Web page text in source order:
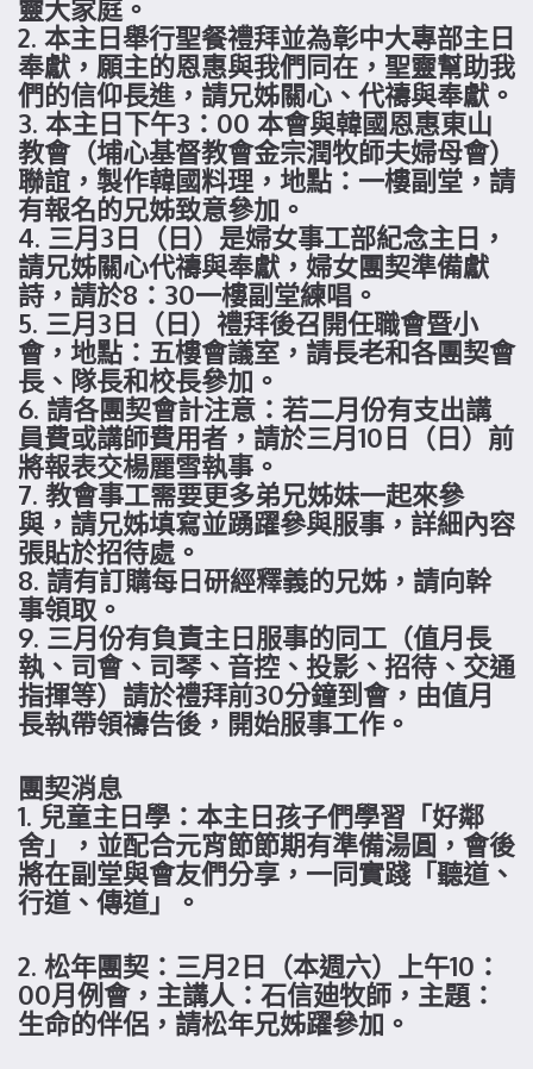
靈大家庭。
2. 本主日舉行聖餐禮拜並為彰中大專部主日
奉獻，願主的恩惠與我們同在，聖靈幫助我
們的信仰長進，請兄姊關心、代禱與奉獻。
3. 本主日下午3：00 本會與韓國恩惠東山
教會（埔心基督教會金宗潤牧師夫婦母會）
聯誼，製作韓國料理，地點：一樓副堂，請
有報名的兄姊致意參加。
4. 三月3日（日）是婦女事工部紀念主日，
請兄姊關心代禱與奉獻，婦女團契準備獻
詩，請於8：30一樓副堂練唱。
5. 三月3日（日）禮拜後召開任職會暨小
會，地點：五樓會議室，請長老和各團契會
長、隊長和校長參加。
6. 請各團契會計注意：若二月份有支出講
員費或講師費用者，請於三月10日（日）前
將報表交楊麗雪執事。
7. 教會事工需要更多弟兄姊妹一起來參
與，請兄姊填寫並踴躍參與服事，詳細內容
張貼於招待處。
8. 請有訂購每日研經釋義的兄姊，請向幹
事領取。
9. 三月份有負責主日服事的同工（值月長
執、司會、司琴、音控、投影、招待、交通
指揮等）請於禮拜前30分鐘到會，由值月
長執帶領禱告後，開始服事工作。
團契消息
1. 兒童主日學：本主日孩子們學習「好鄰
舍」，並配合元宵節節期有準備湯圓，會後
將在副堂與會友們分享，一同實踐「聽道、
行道、傳道」。
2. 松年團契：三月2日（本週六）上午10：
00月例會，主講人：石信廸牧師，主題：
生命的伴侶，請松年兄姊躍參加。